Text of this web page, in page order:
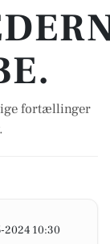
fortællinger
2024 10:30